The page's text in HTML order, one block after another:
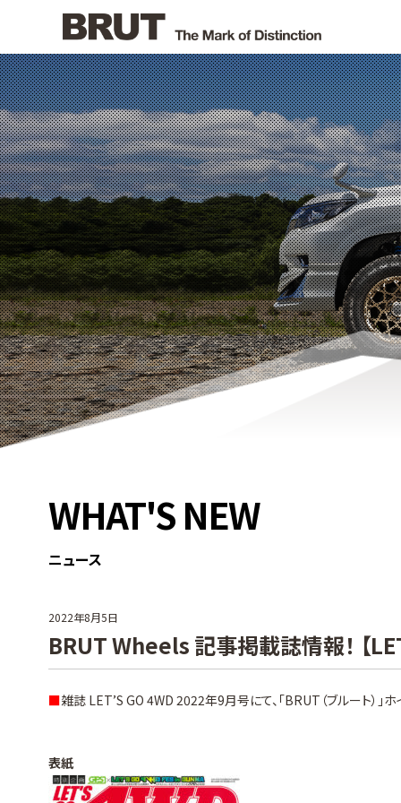
WHAT'S NEW
ニュース
2022年8月5日
BRUT Wheels 記事掲載誌情報！ 【
■雑誌 LET’S GO 4WD 2022年9月号にて、「BRUT（ブルート）」
表紙